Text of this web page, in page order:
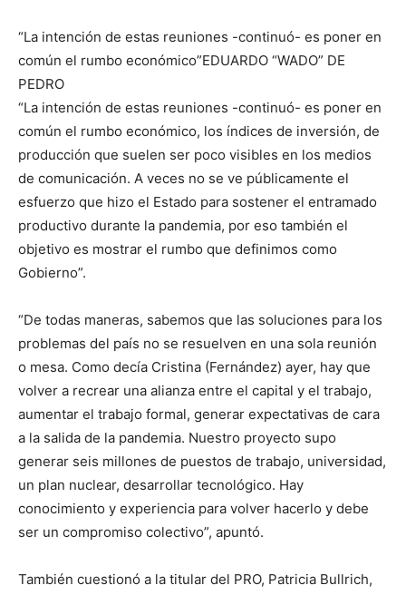
“La intención de estas reuniones -continuó- es poner en
común el rumbo económico”EDUARDO “WADO” DE
PEDRO
“La intención de estas reuniones -continuó- es poner en
común el rumbo económico, los índices de inversión, de
producción que suelen ser poco visibles en los medios
de comunicación. A veces no se ve públicamente el
esfuerzo que hizo el Estado para sostener el entramado
productivo durante la pandemia, por eso también el
objetivo es mostrar el rumbo que definimos como
Gobierno”.
“De todas maneras, sabemos que las soluciones para los
problemas del país no se resuelven en una sola reunión
o mesa. Como decía Cristina (Fernández) ayer, hay que
volver a recrear una alianza entre el capital y el trabajo,
aumentar el trabajo formal, generar expectativas de cara
a la salida de la pandemia. Nuestro proyecto supo
generar seis millones de puestos de trabajo, universidad,
un plan nuclear, desarrollar tecnológico. Hay
conocimiento y experiencia para volver hacerlo y debe
ser un compromiso colectivo”, apuntó.
También cuestionó a la titular del PRO, Patricia Bullrich,